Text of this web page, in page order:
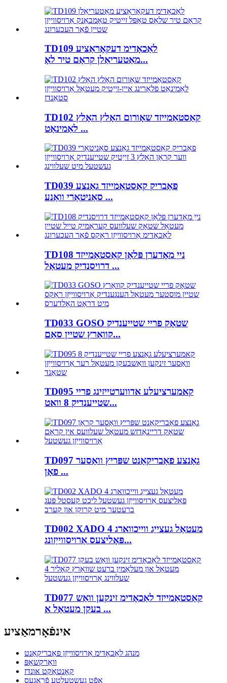
TD109 לאַכאָדימ דעקאָראַציע
מאַטעריאַלן קראָם טיר לאָ...
TD102 קאַסטאַמייזד שאָורום האָלץ האָלץ
לאַמינאַט ...
TD039 פאַבריק קאַסטאַמייזד גאַנצע
סאַניטאַרי וואַנע ...
TD108 נייַ מאָדערן פּלאַן קאַסטאַמייזד
דרויסנדיק מעטאַל ...
TD033 GOSO שטאָק פריי שטייענדיק
קוואַרץ שטיין סאַם...
TD095 קאמערציעלע אדווערטייזינג פריי
שטייענדיק 8 וואט...
TD097 גאַנצע פאַבריקאַנט שפּריץ וואַסער
פאָן ...
TD002 XADO מעטאַל געצייַג ווייכווארג 4
פּאָליצעס אַרויסווייַזונג...
TD077 קאַסטאַמייזד לאַכאָדימ זינקען וואַש
בעקן מעטאַל א ...
אינפֿאָרמאַציע
מנהג לאַכאָדימ אַרויסווייַזן פאַבריקאַנט
וואַרקשאָפּ
קאָנטאַקט אונדז
אָפֿט געשטעלטע פֿראַגעס